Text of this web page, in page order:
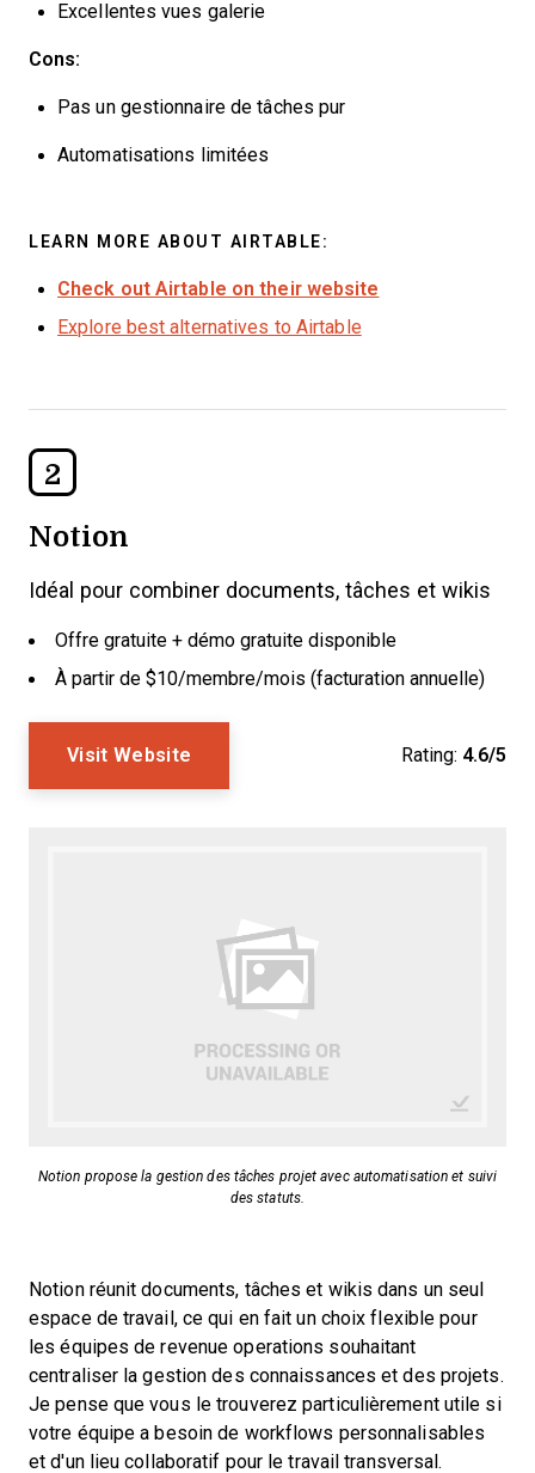
Excellentes vues galerie
Cons:
Pas un gestionnaire de tâches pur
Automatisations limitées
LEARN MORE ABOUT AIRTABLE:
Check out Airtable on their website
Explore best alternatives to Airtable
2
Notion
Idéal pour combiner documents, tâches et wikis
Offre gratuite + démo gratuite disponible
À partir de $10/membre/mois (facturation annuelle)
Visit Website Rating: 4.6/5
Notion propose la gestion des tâches projet avec automatisation et suivi
des statuts.
Notion réunit documents, tâches et wikis dans un seul
espace de travail, ce qui en fait un choix flexible pour
les équipes de revenue operations souhaitant
centraliser la gestion des connaissances et des projets.
Je pense que vous le trouverez particulièrement utile si
votre équipe a besoin de workflows personnalisables
et d'un lieu collaboratif pour le travail transversal.